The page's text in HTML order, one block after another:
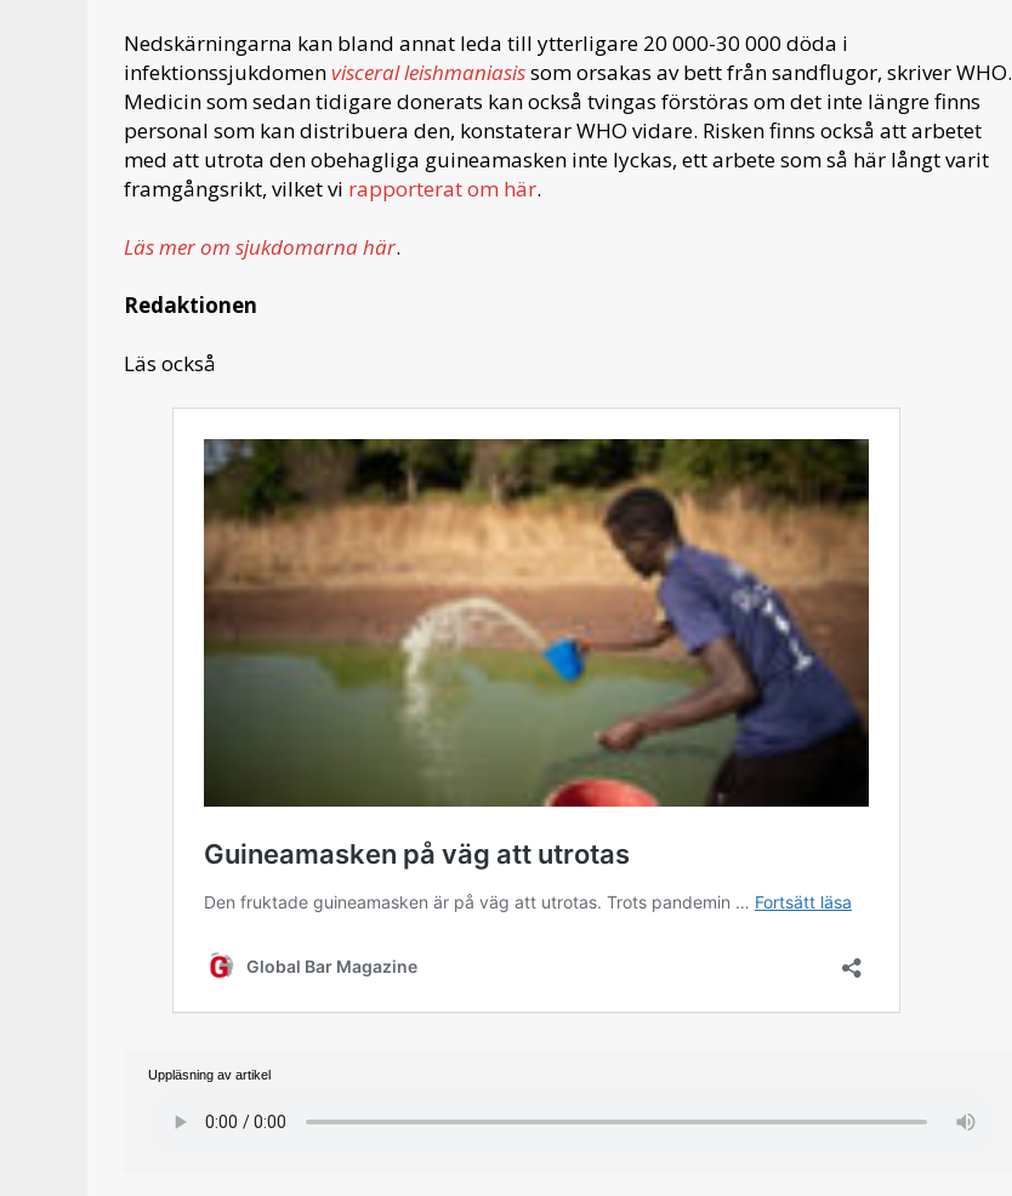
Nedskärningarna kan bland annat leda till ytterligare 20 000-30 000 döda i
infektionssjukdomenvisceral leishmaniasissom orsakas av bett från sandflugor, skriver WHO.
Medicin som sedan tidigare donerats kan också tvingas förstöras om det inte längre finns
personal som kan distribuera den, konstaterar WHO vidare. Risken finns också att arbetet
med att utrota den obehagliga guineamasken inte lyckas, ett arbete som så här långt varit
framgångsrikt, vilket vi rapporterat om här.
Läs mer om sjukdomarna här.
Redaktionen
Läs också
Uppläsning av artikel